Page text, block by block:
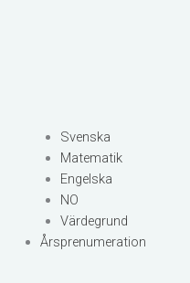
Svenska
Matematik
Engelska
NO
Värdegrund
Årsprenumeration